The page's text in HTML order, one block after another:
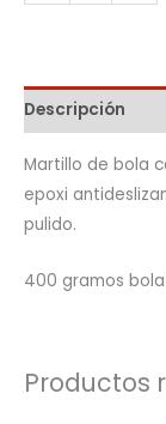
Descripción
Martillo de bola
epoxi
pulido.
400 gramos
Productos